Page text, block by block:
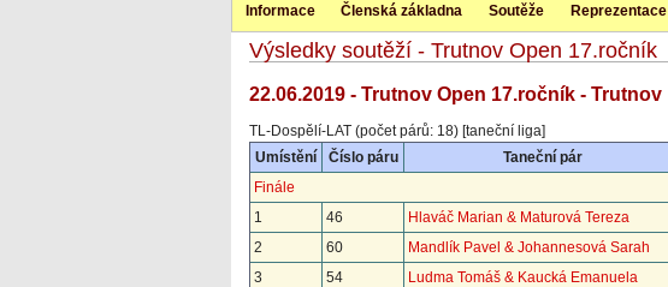
Informace Členská základna Soutěže Reprezentace
Výsledky soutěží - Trutnov Open 17.ročník
22.06.2019 - Trutnov Open 17.ročník - Trutnov
TL-Dospělí-LAT (počet párů: 18) [taneční liga]
Umístění
Číslo páru Taneční pár
Finále
1
46 Hlaváč Marian & Maturová Tereza
2
60 Mandlík Pavel & Johannesová Sarah
3
54 Ludma Tomáš & Kaucká Emanuela